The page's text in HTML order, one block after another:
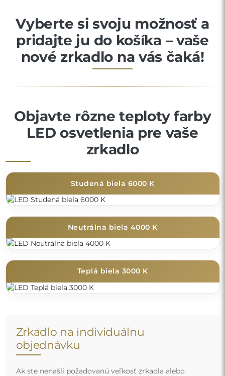
Vyberte si svoju možnosť a
pridajte ju do košíka – vaše
nové zrkadlo na vás čaká!
Objavte rôzne teploty farby
LED osvetlenia pre vaše
zrkadlo
Studená biela 6000 K
Neutrálna biela 4000 K
Teplá biela 3000 K
Zrkadlo na individuálnu
objednávku
Ak ste nenašli požadovanú veľkosť zrkadla alebo